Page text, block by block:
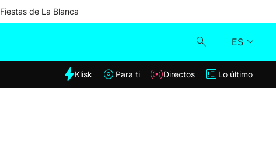
Fiestas de La Blanca
ES
Klisk
Klisk Para ti Directos Lo último